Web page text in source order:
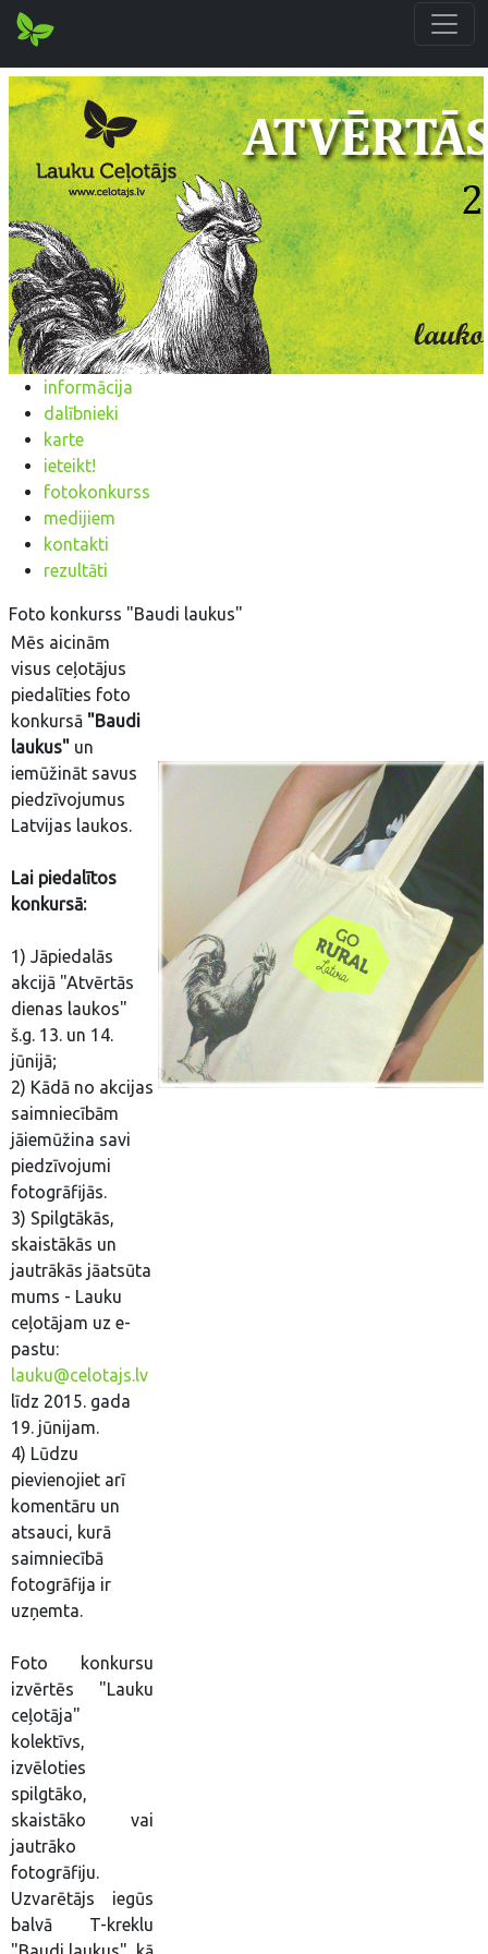
informācija
dalībnieki
karte
ieteikt!
fotokonkurss
medijiem
kontakti
rezultāti
Foto konkurss "Baudi laukus"
Mēs aicinām
visus ceļotājus
piedalīties foto
konkursā "Baudi
laukus" un
iemūžināt savus
piedzīvojumus
Latvijas laukos.
Lai piedalītos
konkursā:
1) Jāpiedalās
akcijā "Atvērtās
dienas laukos"
š.g. 13. un 14.
jūnijā;
2) Kādā no akcijas
saimniecībām
jāiemūžina savi
piedzīvojumi
fotogrāfijās.
3) Spilgtākās,
skaistākās un
jautrākās jāatsūta
mums - Lauku
ceļotājam uz e-
pastu:
lauku@celotajs.lv
līdz 2015. gada
19. jūnijam.
4) Lūdzu
pievienojiet arī
komentāru un
atsauci, kurā
saimniecībā
fotogrāfija ir
uzņemta.
Foto konkursu
izvērtēs "Lauku
ceļotāja"
kolektīvs,
izvēloties
spilgtāko,
skaistāko vai
jautrāko
fotogrāfiju.
Uzvarētājs iegūs
balvā T-kreklu